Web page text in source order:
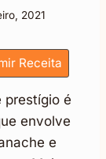
2021
Receita
prestígio é
envolve
e